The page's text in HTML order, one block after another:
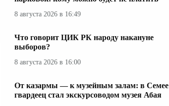
8 августа 2026 в 16:49
Что говорит ЦИК РК народу накануне
выборов?
8 августа 2026 в 16:00
От казармы — к музейным залам: в Семее
гвардеец стал экскурсоводом музея Абая